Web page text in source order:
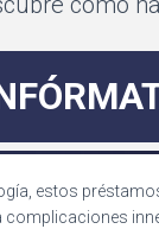
estos
complicaciones